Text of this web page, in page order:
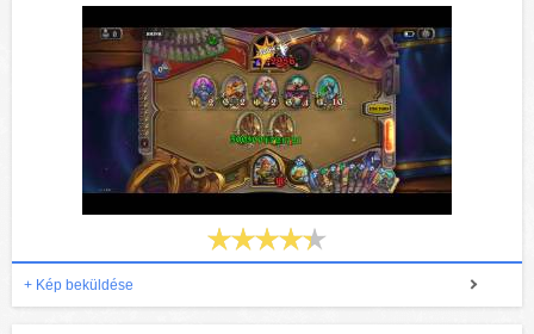
+ Kép beküldése